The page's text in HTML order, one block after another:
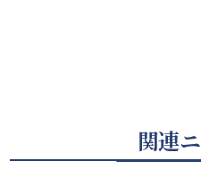
関連